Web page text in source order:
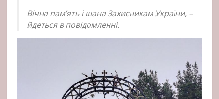
Вічна пам’ять і шана Захисникам України, –
йдеться в повідомленні.